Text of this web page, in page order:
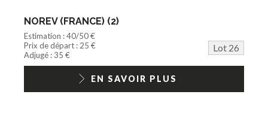
NOREV (FRANCE) (2)
Estimation : 40/50 €
Prix de départ : 25 €
Lot 26
Adjugé : 35 €
EN SAVOIR PLUS